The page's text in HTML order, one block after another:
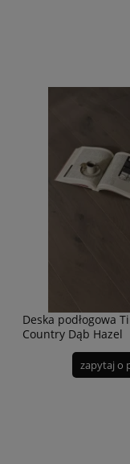
Deska podłogowa
Country Dąb Hazel
zapytaj o